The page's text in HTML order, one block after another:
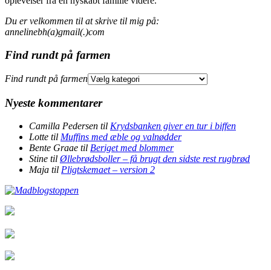
Du er velkommen til at skrive til mig på:
annelinebh(a)gmail(.)com
Find rundt på farmen
Find rundt på farmen
Nyeste kommentarer
Camilla Pedersen til Krydsbanken giver en tur i biffen
Lotte til Muffins med æble og valnødder
Bente Graae til Beriget med blommer
Stine til Øllebrødsboller – få brugt den sidste rest rugbrød
Maja til Pligtskemaet – version 2